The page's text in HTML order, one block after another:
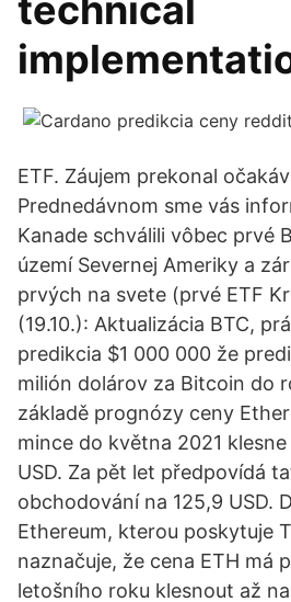
technical
ETF. Záujem prekonal
Prednedávnom sme vás
Kanade schválili vôbec prvé
území Severnej Ameriky a
prvých na svete (prvé ETF
(19.10.): Aktualizácia BTC,
predikcia $1 000 000 že
milión dolárov za Bitcoin do
základě prognózy ceny
mince do května 2021
USD. Za pět let předpovídá
obchodování na 125,9 USD.
Ethereum, kterou poskytuje
naznačuje, že cena ETH má
letošního roku klesnout až na